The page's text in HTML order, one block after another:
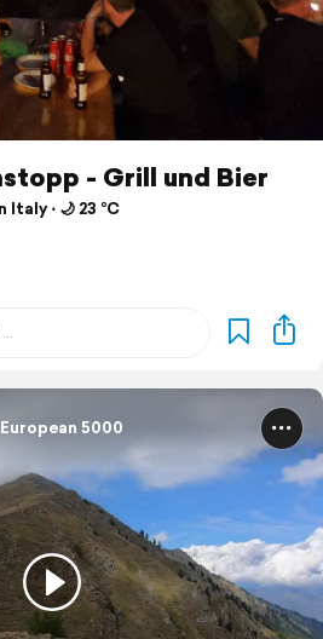
- Grill und Bier
⋅ 🌙 23 °C
European 5000